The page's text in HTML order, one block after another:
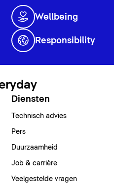
Wellbeing
Responsibility
Diensten
Technisch advies
Pers
Duurzaamheid
Job & carrière
Veelgestelde vragen